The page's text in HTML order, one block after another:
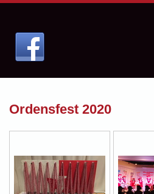
Ordensfest 2020